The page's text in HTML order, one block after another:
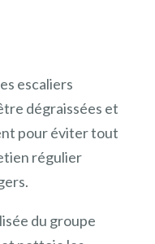
escaliers
dégraissées et
pour éviter tout
régulier
du groupe